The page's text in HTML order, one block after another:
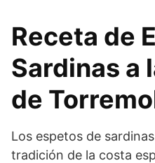
Receta de
Sardinas a
de
Los espetos de
tradición de la costa